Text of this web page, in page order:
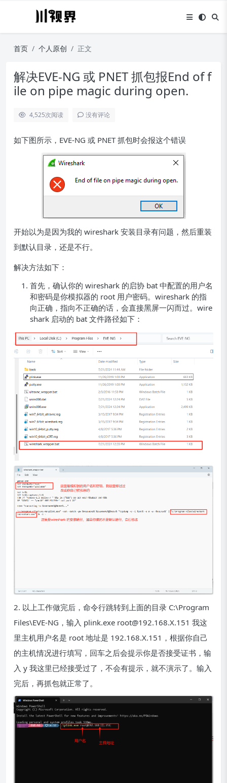
首页 个人原创 正文
解决EVE-NG 或 PNET 抓包报End of f
ile on pipe magic during open.
4,525次阅读 没有评论
如下图所示，EVE-NG 或 PNET 抓包时会报这个错误
开始以为是因为我的 wireshark 安装目录有问题，然后重装
到默认目录，还是不行。
解决方法如下：
首先，确认你的 wireshark 的启协 bat 中配置的用户名
和密码是你模拟器的 root 用户密码。wireshark 的指
向正确，指向不正确的话，会直接黑屏一闪而过。wire
shark 启动的 bat 文件路径如下：
2. 以上工作做完后，命令行跳转到上面的目录 C:\Program
Files\EVE-NG，输入 plink.exe root@192.168.X.151 我这
里主机用户名是 root 地址是 192.168.X.151，根据你自己
的主机情况进行填写，回车之后会提示你是否接受证书，输
入 y 我这里已经接受过了，不会有提示，就不演示了。输入
完后，再抓包就正常了。